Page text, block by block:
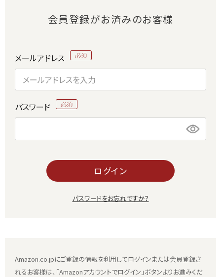
会員登録がお済みのお客様
メールアドレス
パスワード
ログイン
パスワードをお忘れですか？
Amazon.co.jpにご登録の情報を利用してログインまたは会員登録さ
れるお客様は、「Amazonアカウントでログイン」ボタンよりお進みくだ